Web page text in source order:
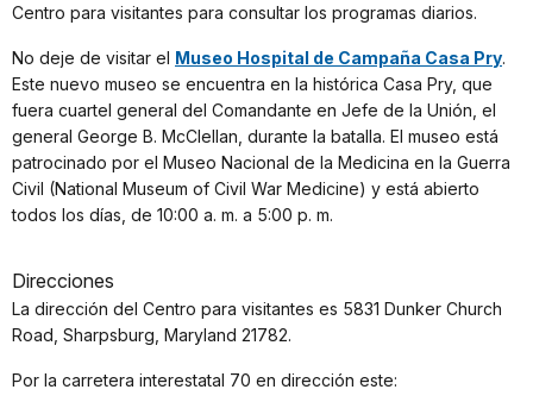
Centro para visitantes para consultar los programas diarios.
No deje de visitar el Museo Hospital de Campaña Casa Pry.
Este nuevo museo se encuentra en la histórica Casa Pry, que
fuera cuartel general del Comandante en Jefe de la Unión, el
general George B. McClellan, durante la batalla. El museo está
patrocinado por el Museo Nacional de la Medicina en la Guerra
Civil (National Museum of Civil War Medicine) y está abierto
todos los días, de 10:00 a. m. a 5:00 p. m.
Direcciones
La dirección del Centro para visitantes es 5831 Dunker Church
Road, Sharpsburg, Maryland 21782.
Por la carretera interestatal 70 en dirección este: